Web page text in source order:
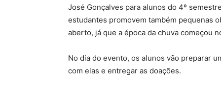
José Gonçalves para alunos do 4º
estudantes promovem também pequenas
aberto, já que a época da chuva começou
No dia do evento, os alunos vão preparar
com elas e entregar as doações.